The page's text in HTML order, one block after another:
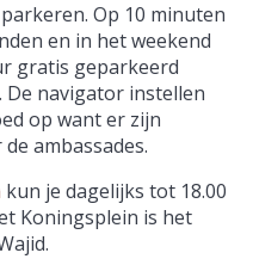
Op 10 minuten
en in het weekend
gratis geparkeerd
. De navigator instellen
op want er zijn
ambassades.
kun je dagelijks tot 18.00
Koningsplein is het